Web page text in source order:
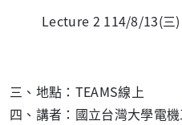
Lecture 2 114/8/13(三
三、地點：TEAMS線上
四、講者：國立台灣大學電